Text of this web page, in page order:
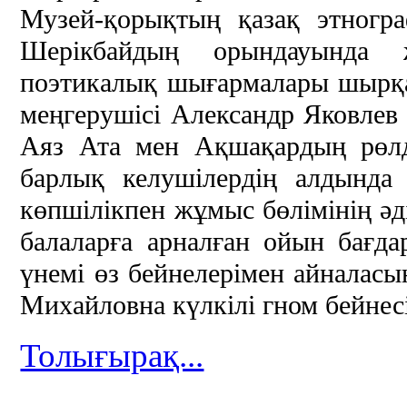
Музей-қорықтың қазақ
Шерікбайдың
поэтикалық шығармалары
меңгерушісі Александр
Аяз Ата мен Ақшақардың
барлық келушілердің
көпшілікпен жұмыс бөлімінің
балаларға арналған ойын
үнемі өз бейнелерімен
Михайловна күлкілі гном
Толығырақ...